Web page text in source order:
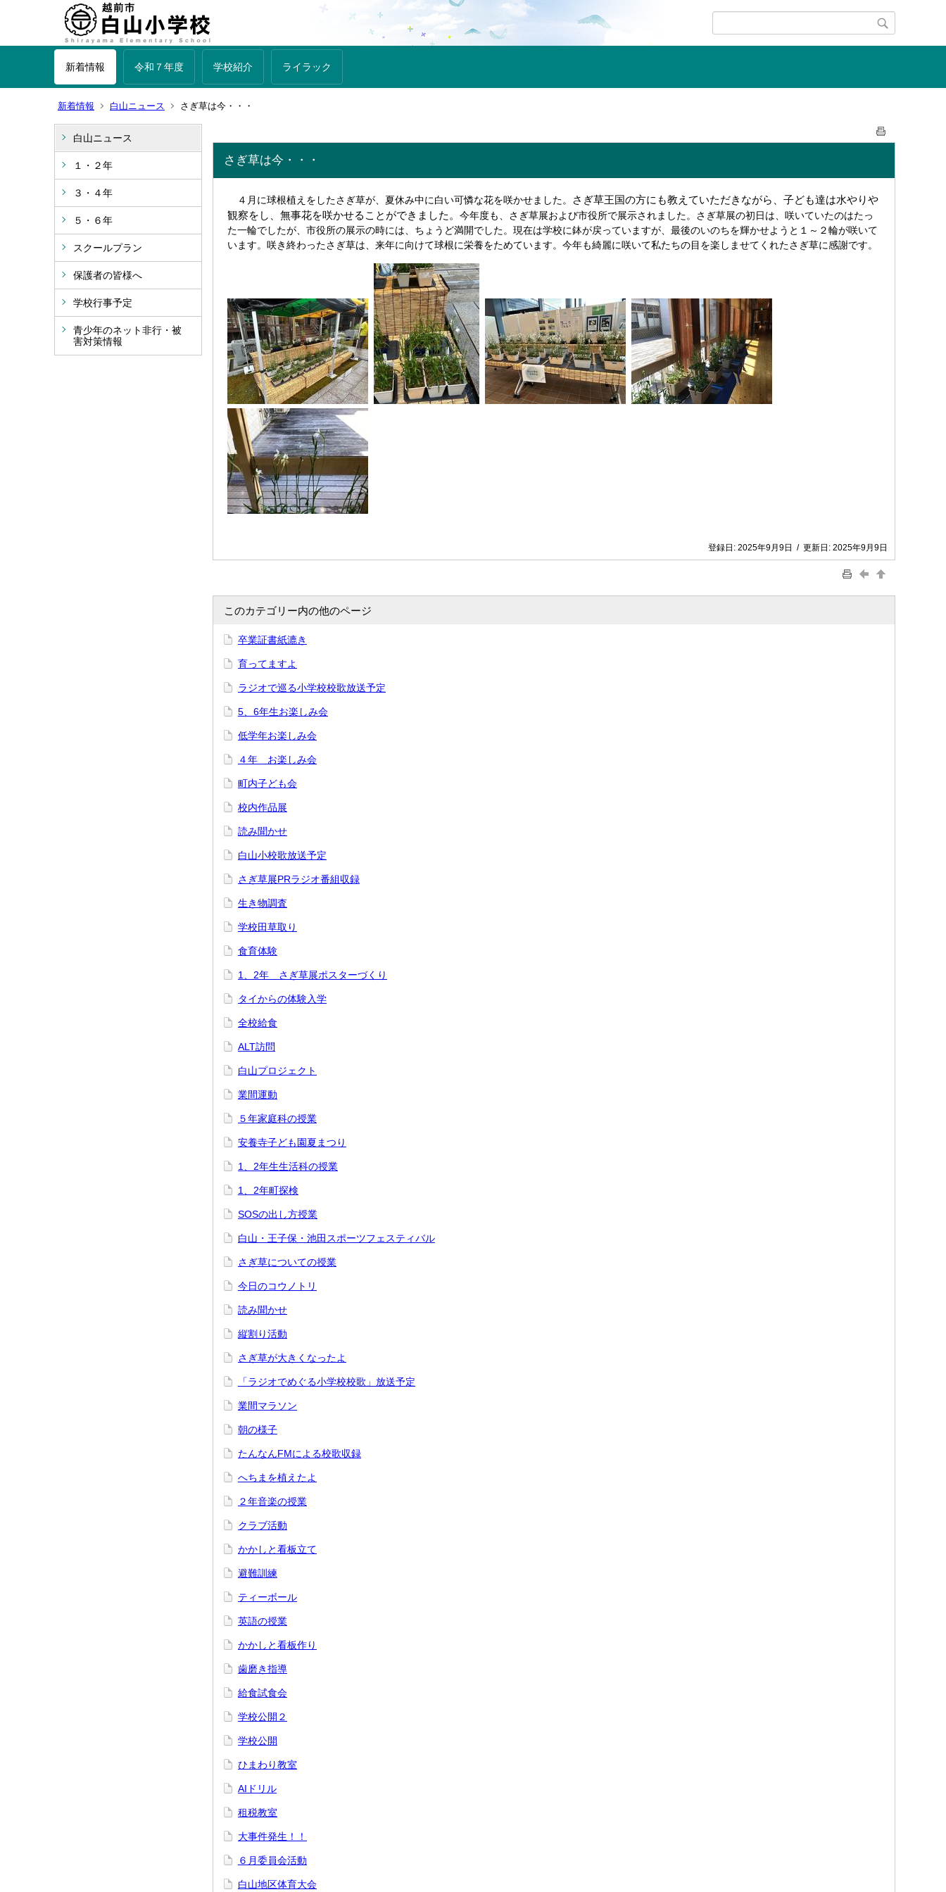
新着情報 令和７年度 学校紹介 ライラック
新着情報 白山ニュース さぎ草は今・・・
白山ニュース
１・２年
３・４年
５・６年
スクールプラン
保護者の皆様へ
学校行事予定
青少年のネット非行・被
害対策情報
さぎ草は今・・・
４月に球根植えをしたさぎ草が、夏休み中に白い可憐な花を咲かせました。
さぎ草王国の方にも教えていただきながら、子ども達は水やりや
観察をし、無事花を咲かせることができました。 今年度も、さぎ草展および市役所で展示されました。さぎ草展の初日は、咲いていたのはたっ
た一輪でしたが、市役所の展示の時には、ちょうど満開でした。現在は学校に鉢が戻っていますが、最後のいのちを輝かせようと１～２輪が咲いて
います。咲き終わったさぎ草は、来年に向けて球根に栄養をためています。今年も綺麗に咲いて私たちの目を楽しませてくれたさぎ草に感謝です。
登録日: 2025年9月9日 / 更新日: 2025年9月9日
このカテゴリー内の他のページ
卒業証書紙漉き
育ってますよ
ラジオで巡る小学校校歌放送予定
5、6年生お楽しみ会
低学年お楽しみ会
４年 お楽しみ会
町内子ども会
校内作品展
読み聞かせ
白山小校歌放送予定
さぎ草展PRラジオ番組収録
生き物調査
学校田草取り
食育体験
1、2年 さぎ草展ポスターづくり
タイからの体験入学
全校給食
ALT訪問
白山プロジェクト
業間運動
５年家庭科の授業
安養寺子ども園夏まつり
1、2年生生活科の授業
1、2年町探検
SOSの出し方授業
白山・王子保・池田スポーツフェスティバル
さぎ草についての授業
今日のコウノトリ
読み聞かせ
縦割り活動
さぎ草が大きくなったよ
「ラジオでめぐる小学校校歌」放送予定
業間マラソン
朝の様子
たんなんFMによる校歌収録
へちまを植えたよ
２年音楽の授業
クラブ活動
かかしと看板立て
避難訓練
ティーボール
英語の授業
かかしと看板作り
歯磨き指導
給食試食会
学校公開２
学校公開
ひまわり教室
AIドリル
租税教室
大事件発生！！
６月委員会活動
白山地区体育大会